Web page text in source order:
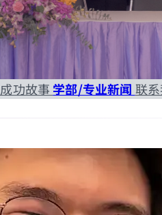
功故事 学部/专业新闻 联